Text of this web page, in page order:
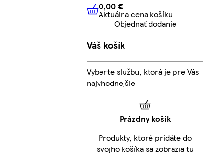
0,00 € Aktuálna cena košíku
0,00 €
Aktuálna cena košíku
Objednať dodanie
Váš košík
Vyberte službu, ktorá je pre Vás
najvhodnejšie
Prázdny košík
Produkty, ktoré pridáte do
svojho košíka sa zobrazia tu